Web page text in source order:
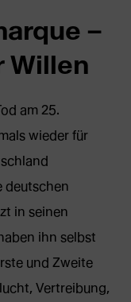
–
Willen
am 25.
wieder für
deutschen
in seinen
ihn selbst
und Zweite
Vertreibung,